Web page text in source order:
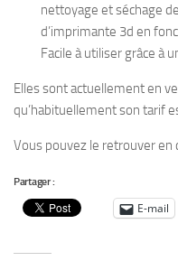
nettoyage et séchage
d’imprimante 3d en
Facile à utiliser grâce à
Elles sont actuellement en
qu’habituellement son tarif
Vous pouvez le retrouver
Partager :
E-mail